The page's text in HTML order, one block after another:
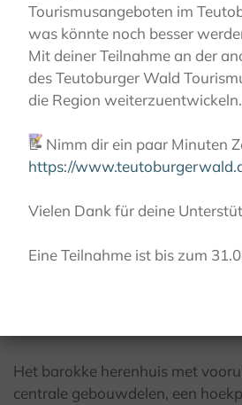
Herenhuis
Vörden"
ADELSHOVEN
HERENHUIS
Het barokke herenhuis met
centrale gebouwdelen, een
Tourismusangeboten im
was könnte noch besser
Mit deiner Teilnahme an der
des Teutoburger Wald
die Region weiterzuentwickeln.
📝 Nimm dir ein paar Minuten
https://
Vielen Dank für deine
Eine Teilnahme ist bis zum